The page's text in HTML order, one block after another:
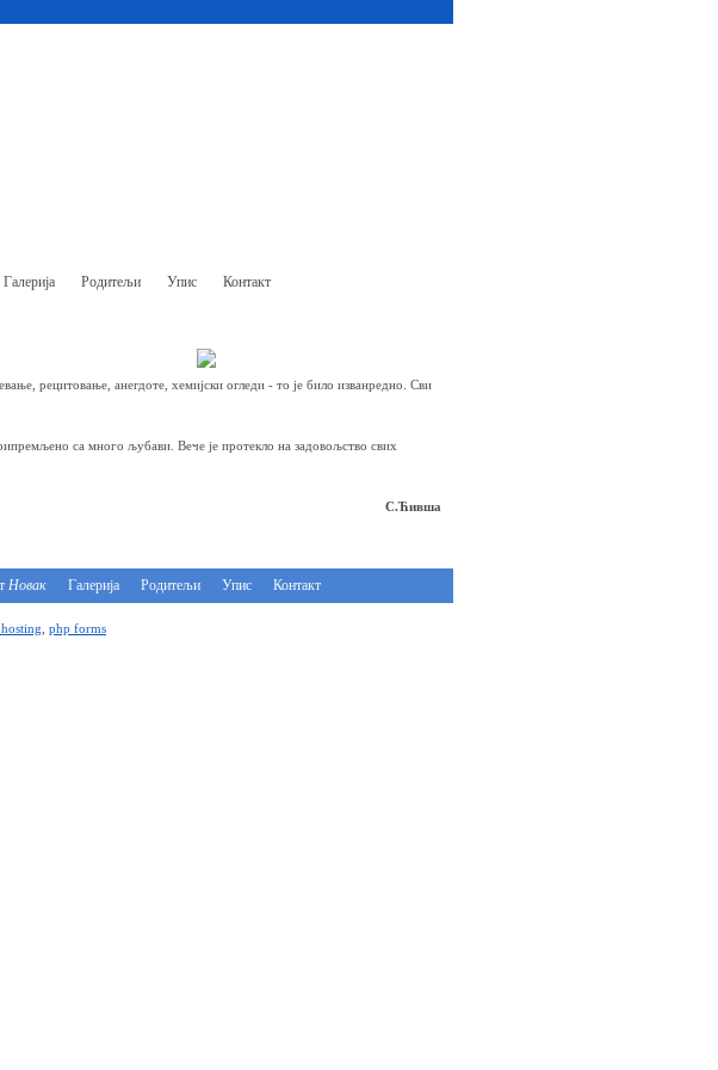
Галерија Родитељи Упис Контакт
рецитовање, анегдоте, хемијски огледи - то је било изванредно. Сви
са много љубави. Вече је протекло на задовољство свих
С.Ћивша
Новак Галерија Родитељи Упис Контакт
php forms